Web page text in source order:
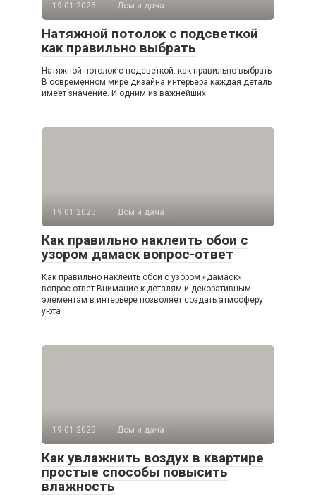
19.01.2025 Дом и дача
Натяжной потолок с подсветкой
как правильно выбрать
Натяжной потолок с подсветкой: как правильно выбрать
В современном мире дизайна интерьера каждая деталь
имеет значение. И одним из важнейших
19.01.2025 Дом и дача
Как правильно наклеить обои с
узором дамаск вопрос-ответ
Как правильно наклеить обои с узором «дамаск»
вопрос-ответ Внимание к деталям и декоративным
элементам в интерьере позволяет создать атмосферу
уюта
19.01.2025 Дом и дача
Как увлажнить воздух в квартире
простые способы повысить
влажность